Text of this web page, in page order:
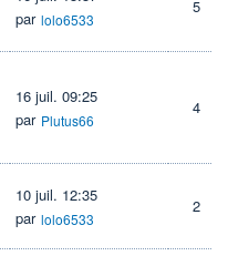
par lolo6533
5
16 juil. 09:25
par Plutus66
4
10 juil. 12:35
par lolo6533
2